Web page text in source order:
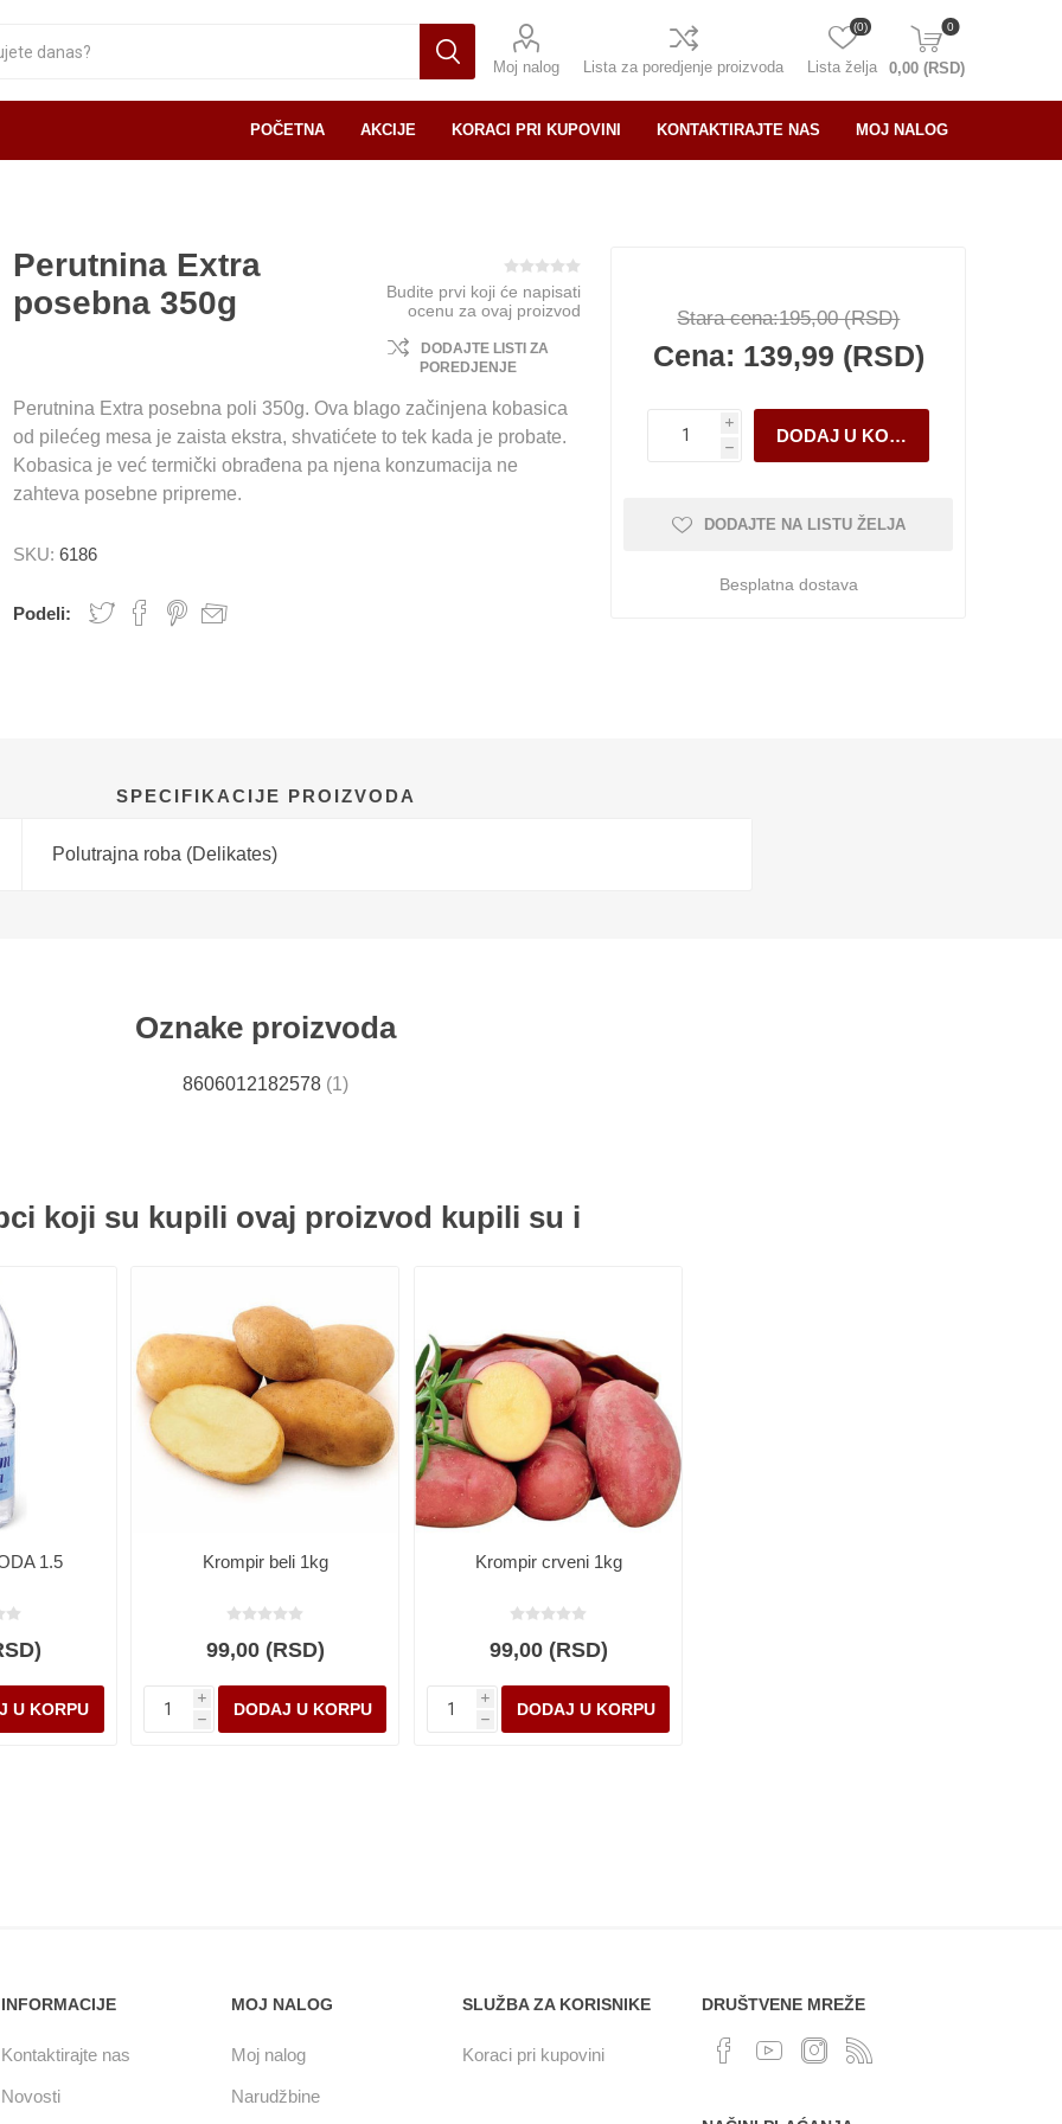
Moj nalog Lista za poredjenje proizvoda Lista želja
(0) 0
0,00 (RSD)
POČETNA AKCIJE KORACI PRI KUPOVINI KONTAKTIRAJTE NAS MOJ NALOG
Perutnina Extra
posebna 350g
Budite prvi koji će napisati
ocenu za ovaj proizvod
DODAJTE LISTI ZA
POREDJENJE
Perutnina Extra posebna poli 350g. Ova blago začinjena kobasica
od pilećeg mesa je zaista ekstra, shvatićete to tek kada je probate.
Kobasica je već termički obrađena pa njena konzumacija ne
zahteva posebne pripreme.
SKU: 6186
Podeli:
Stara cena:195,00 (RSD)
Cena: 139,99 (RSD)
i
h
DODAJTE NA LISTU ŽELJA
Besplatna dostava
SPECIFIKACIJE PROIZVODA
Polutrajna roba (Delikates)
Oznake proizvoda
8606012182578 (1)
koji su kupili ovaj proizvod kupili su i
1.5 Krompir beli 1kg
99,00 (RSD)
i
h
Krompir crveni 1kg
99,00 (RSD)
i
h
INFORMACIJE
Kontaktirajte nas
Novosti
MOJ NALOG
Moj nalog
Narudžbine
SLUŽBA ZA KORISNIKE
Koraci pri kupovini
DRUŠTVENE MREŽE